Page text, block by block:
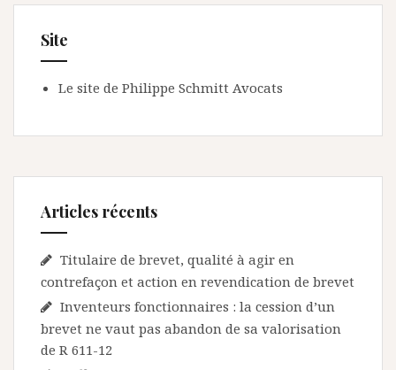
Site
Le site de Philippe Schmitt Avocats
Articles récents
Titulaire de brevet, qualité à agir en
contrefaçon et action en revendication de brevet
Inventeurs fonctionnaires : la cession d’un
brevet ne vaut pas abandon de sa valorisation
de R 611-12